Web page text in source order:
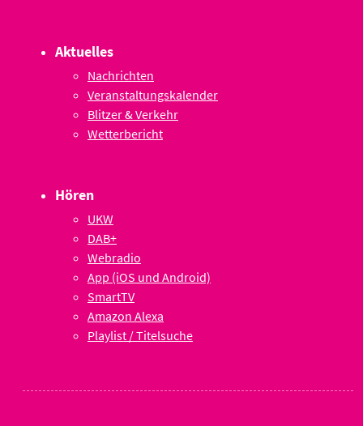
Aktuelles
Nachrichten
Veranstaltungskalender
Blitzer & Verkehr
Wetterbericht
Hören
UKW
DAB+
Webradio
App (iOS und Android)
SmartTV
Amazon Alexa
Playlist / Titelsuche